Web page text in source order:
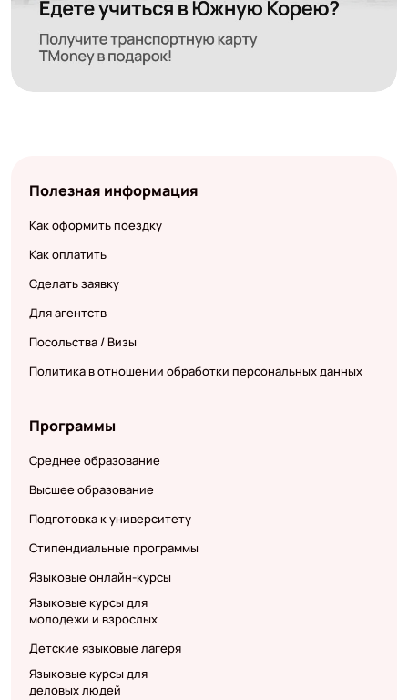
Полезная информация
Как оформить поездку
Как оплатить
Сделать заявку
Для агентств
Посольства / Визы
Политика в отношении обработки персональных данных
Программы
Среднее образование
Высшее образование
Подготовка к университету
Стипендиальные программы
Языковые онлайн-курсы
Языковые курсы для
молодежи и взрослых
Детские языковые лагеря
Языковые курсы для
деловых людей